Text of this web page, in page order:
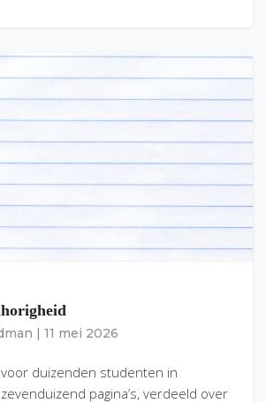
11 mei 2026
duizenden studenten in
pagina’s, verdeeld over